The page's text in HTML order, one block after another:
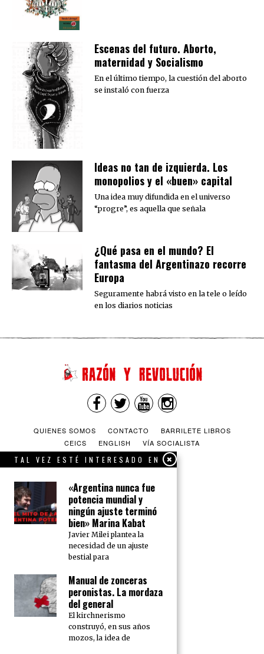
Escenas del futuro. Aborto,
maternidad y Socialismo
En el último tiempo, la cuestión del aborto
se instaló con fuerza
Ideas no tan de izquierda. Los
monopolios y el «buen» capital
Una idea muy difundida en el universo
“progre”, es aquella que señala
¿Qué pasa en el mundo? El
fantasma del Argentinazo recorre
Europa
Seguramente habrá visto en la tele o leído
en los diarios noticias
QUIENES SOMOS CONTACTO
BARRILETE LIBROS
CEICS
ENGLISH VÍA SOCIALISTA
TAL VEZ ESTÉ INTERESADO EN
«Argentina nunca fue
potencia mundial y
ningún ajuste terminó
bien» Marina Kabat
Javier Milei plantea la
necesidad de un ajuste
bestial para
Manual de zonceras
peronistas. La mordaza
del general
El kirchnerismo
construyó, en sus años
mozos, la idea de